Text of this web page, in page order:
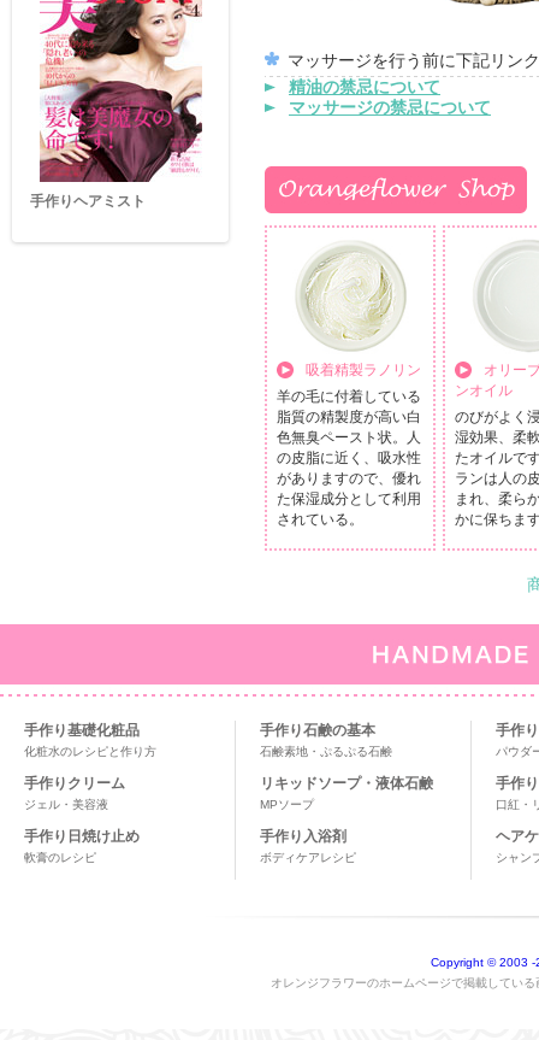
手作りヘアミスト
マッサージを行う前に下記リン
精油の禁忌について
マッサージの禁忌について
吸着精製ラノリン
羊の毛に付着している
脂質の精製度が高い白
色無臭ペースト状。人
の皮脂に近く、吸水性
がありますので、優れ
た保湿成分として利用
されている。
オリー
ンオイル
のびがよく
湿効果、柔
たオイルで
ランは人の
まれ、柔ら
かに保ちま
手作り基礎化粧品
化粧水のレシピと作り方
手作りクリーム
ジェル・美容液
手作り日焼け止め
軟膏のレシピ
手作り石鹸の基本
石鹸素地・ぷるぷる石鹸
リキッドソープ・液体石鹸
MPソープ
手作り入浴剤
ボディケアレシピ
手作
パウダ
手作
口紅・
ヘア
シャン
Copyright © 2003-
オレンジフラワーのホームページで掲載してい